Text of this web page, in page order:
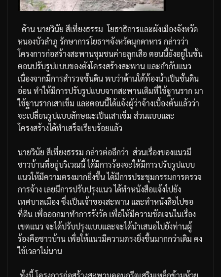
ด้านนายวินัย สีเที่ยงธรรม โยธาธิการและผังเมืองจังหวัด
หนองบัวลำภู รักษาการโยธาฯจังหวัดมุกดาหาร กล่าวว่า
โครงการก่อสร้างสะพานชุมชนค่ายลูกเสือตอนนี้ยังอยู่ในขั้น
ตอนปรับรูปแบบของตังโครงสร้างสะพาน และกำกับแนว
เนื่องจากมีการสำรวจชั้นดินพบว่าด้านใต้ท้องน้ำเป็นชั้นดิน
อ่อนทำให้มีการปรับรูปแบบจากสะพานเดิมที่ใช้ฐานราก มา
ใช้ฐานรากเสาเข็ม และตอนนี้ได้แจ้งผู้ว่าจ้างเบื้องต้นแล้วว่า
จะเปลี่ยนรูปแบบลักษณะเป็นเสาเข็ม ส่วนแบบและ
โครงสร้างได้ทำเสร็จเรียบร้อยแล้ว
นายวินัย สีเที่ยงธรรม กล่าวต่ออีกว่า ส่วนเรื่องของแนวมี
ชาวบ้านที่อยู่บริเวณนี้ได้มีการร้องจะให้มีการปรับรูปแบบ
แนวให้มีความตรงมากยิ่งขึ้นได้มีการประชุมกรรมการตรวจ
การจ้าง เลยมีการปรับปรุงแนว ได้ทำหนังสือแจ้งไปยัง
เทศบาลเมือง ซึ่งเป็นเจ้าของสะพาน และทำหนังสือไปขอ
ที่ดิน เพื่อออกมาทำการรังวัด เพื่อให้มีความชัดเจนในเรื่อง
เขตแนว จะได้ปรับปรุงแบบและจะได้นำเสนอไปยังท่านผู้
ร้องคือชาวบ้าน เพื่อให้แนวมีความตรงยิ่งขึ้นมากกว่าเดิม คง
ใช้เวลาไม่นาน